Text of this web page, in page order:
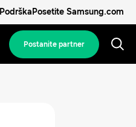
PodrškaPosetite Samsung.com
Postanite partner